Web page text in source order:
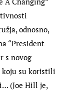
odnosno,
“President
s novog
koju su koristili
(Joe Hill je,